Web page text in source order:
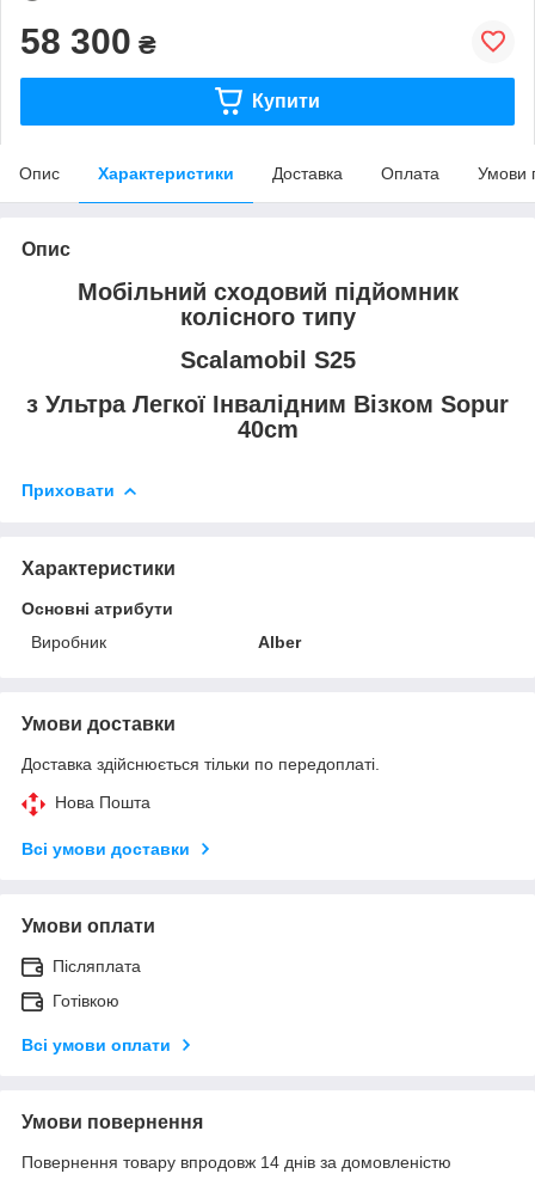
58 300 ₴
Купити
Опис Характеристики Доставка Оплата Умови
Опис
Мобільний сходовий підйомник
колісного типу
Scalamobil S25
з Ультра Легкої Інвалідним Візком Sopur
40cm
Приховати
Характеристики
Основні атрибути
Виробник
Alber
Умови доставки
Доставка здійснюється тільки по передоплаті.
Нова Пошта
Всі умови доставки
Умови оплати
Післяплата
Готівкою
Всі умови оплати
Умови повернення
Повернення товару впродовж 14 днів за домовленістю